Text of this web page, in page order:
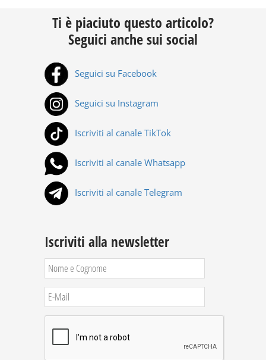
Ti è piaciuto questo articolo?
Seguici anche sui social
Seguici su Facebook
Seguici su Instagram
Iscriviti al canale TikTok
Iscriviti al canale Whatsapp
Iscriviti al canale Telegram
Iscriviti alla newsletter